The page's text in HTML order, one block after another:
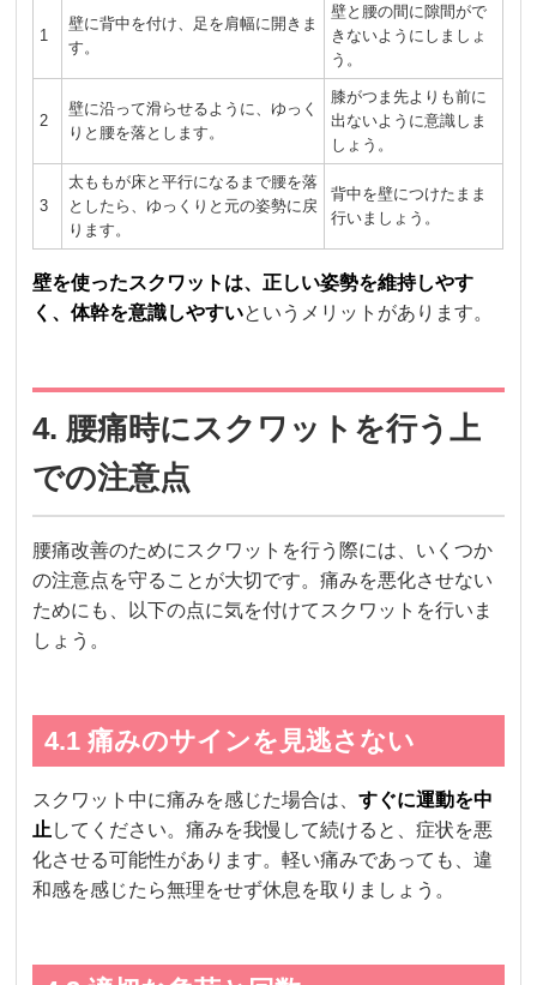
1
壁に背中を付け、足を肩幅に開きま
す。
壁と腰の間に隙間がで
きないようにしましょ
う。
2
壁に沿って滑らせるように、ゆっく
りと腰を落とします。
膝がつま先よりも前に
出ないように意識しま
しょう。
3
太ももが床と平行になるまで腰を落
としたら、ゆっくりと元の姿勢に戻
ります。
背中を壁につけたまま
行いましょう。
壁を使ったスクワットは、正しい姿勢を維持しやす
く、体幹を意識しやすいというメリットがあります。
4. 腰痛時にスクワットを行う上
での注意点
腰痛改善のためにスクワットを行う際には、いくつか
の注意点を守ることが大切です。痛みを悪化させない
ためにも、以下の点に気を付けてスクワットを行いま
しょう。
4.1 痛みのサインを見逃さない
スクワット中に痛みを感じた場合は、すぐに運動を中
止 してください。痛みを我慢して続けると、症状を悪
化させる可能性があります。軽い痛みであっても、違
和感を感じたら無理をせず休息を取りましょう。